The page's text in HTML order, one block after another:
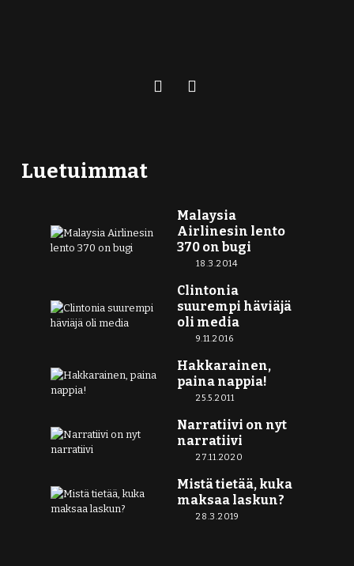
Luetuimmat
Malaysia
Airlinesin lento
370 on bugi
18.3.2014
Clintonia
suurempi häviäjä
oli media
9.11.2016
Hakkarainen,
paina nappia!
25.5.2011
Narratiivi on nyt
narratiivi
27.11.2020
Mistä tietää, kuka
maksaa laskun?
28.3.2019